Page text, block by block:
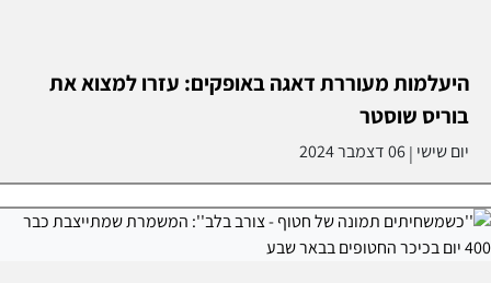
היעלמות מעוררת דאגה באופקים: עזרו למצוא את
בוריס שוסטר
יום שישי |06 דצמבר 2024